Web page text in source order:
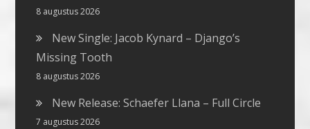
8 augustus 2026
New Single: Jacob Kynard – Django’s
Missing Tooth
8 augustus 2026
New Release: Schaefer Llana – Full Circle
7 augustus 2026